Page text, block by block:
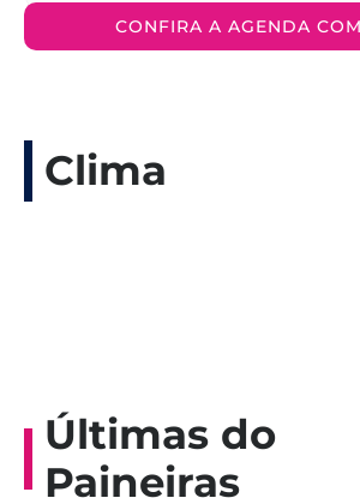
CONFIRA A AGENDA
Clima
Últimas do
Paineiras